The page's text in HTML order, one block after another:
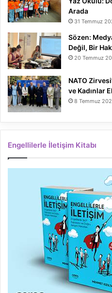
Arada
31 Temmuz
Sözen:
Değil, Bir
20 Temmuz
NATO
ve Kadınlar
8 Temmuz
Engellilerle İletişim Kitabı